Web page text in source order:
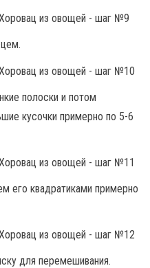
полоски и потом
кусочки примерно по 5-6
его квадратиками примерно
для перемешивания.